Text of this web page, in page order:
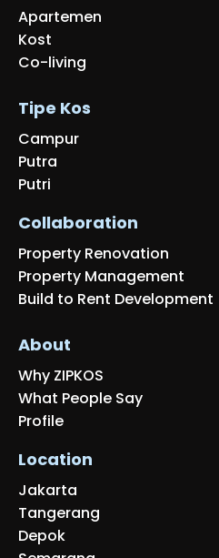
Apartemen
Kost
Co-living
Tipe Kos
Campur
Putra
Putri
Collaboration
Property Renovation
Property Management
Build to Rent Development
About
Why ZIPKOS
What People Say
Profile
Location
Jakarta
Tangerang
Depok